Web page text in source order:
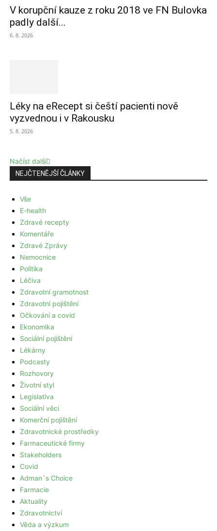
V korupční kauze z roku 2018 ve FN Bulovka
padly další...
6. 8. 2026
Léky na eRecept si čeští pacienti nově
vyzvednou i v Rakousku
5. 8. 2026
Načíst další
NEJČTENĚJŠÍ ČLÁNKY
Vše
E-health
Zdravé recepty
Komentáře
Zdravé Zprávy
Nemocnice
Politika
Léčiva
Zdravotní gramotnost
Zdravotní pojištění
Očkování a covid
Ekonomika
Sociální pojištění
Lékárny
Podcasty
Rozhovory
Životní styl
Legislativa
Sociální věci
Komerční pojištění
Zdravotnické prostředky
Farmaceutické firmy
Stakeholders
Covid
Adman´s Choice
Farmacie
Aktuality
Zdravotnictví
Věda a výzkum